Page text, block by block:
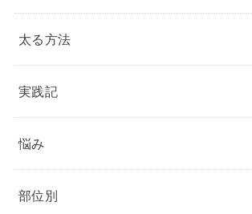
太る方法
実践記
悩み
部位別